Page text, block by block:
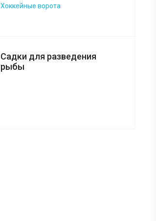
Хоккейные ворота
Садки для разведения
рыбы